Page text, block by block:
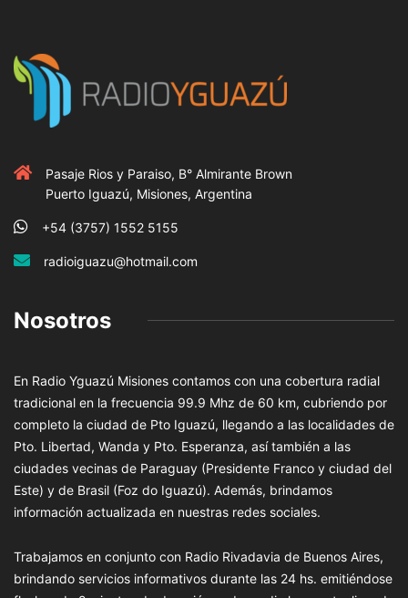
Pasaje Rios y Paraiso, B° Almirante Brown
Puerto Iguazú, Misiones, Argentina
+54 (3757) 1552 5155
radioiguazu@hotmail.com
Nosotros
En Radio Yguazú Misiones contamos con una cobertura radial
tradicional en la frecuencia 99.9 Mhz de 60 km, cubriendo por
completo la ciudad de Pto Iguazú, llegando a las localidades de
Pto. Libertad, Wanda y Pto. Esperanza, así también a las
ciudades vecinas de Paraguay (Presidente Franco y ciudad del
Este) y de Brasil (Foz do Iguazú). Además, brindamos
información actualizada en nuestras redes sociales.
Trabajamos en conjunto con Radio Rivadavia de Buenos Aires,
brindando servicios informativos durante las 24 hs. emitiéndose